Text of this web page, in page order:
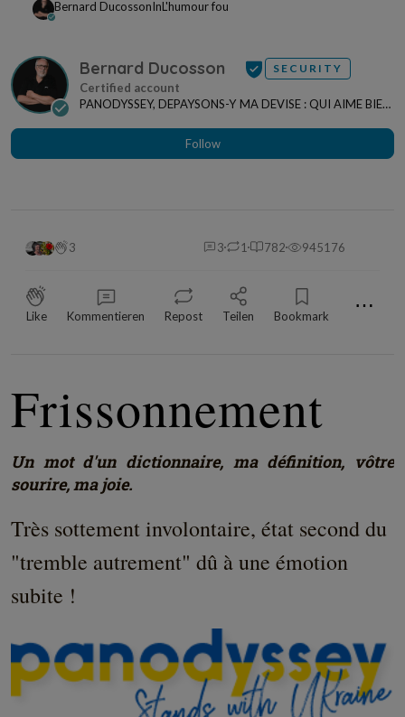
Bernard DucossonInL'humour fou
Bernard Ducosson SECURITY
PANODYSSEY, DEPAYSONS-Y MA DEVISE : QUI AIME BIEN,
Follow
3 3 1 782 945176
Like Kommentieren Repost Teilen Bookmark ⋯
Frissonnement
Un mot d'un dictionnaire, ma définition, vôtre
sourire, ma joie.
Très sottement involontaire, état second du
"tremble autrement" dû à une émotion
subite !